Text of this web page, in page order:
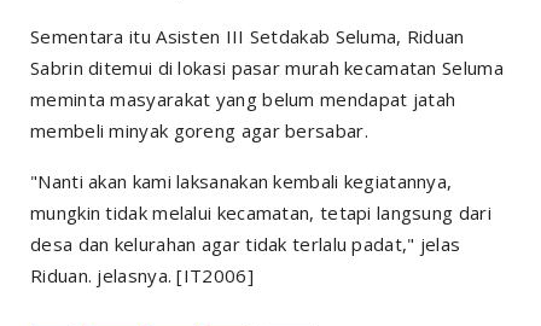
Sementara itu Asisten III Setdakab Seluma, Riduan
Sabrin ditemui di lokasi pasar murah kecamatan Seluma
meminta masyarakat yang belum mendapat jatah
membeli minyak goreng agar bersabar.
"Nanti akan kami laksanakan kembali kegiatannya,
mungkin tidak melalui kecamatan, tetapi langsung dari
desa dan kelurahan agar tidak terlalu padat," jelas
Riduan. jelasnya. [IT2006]